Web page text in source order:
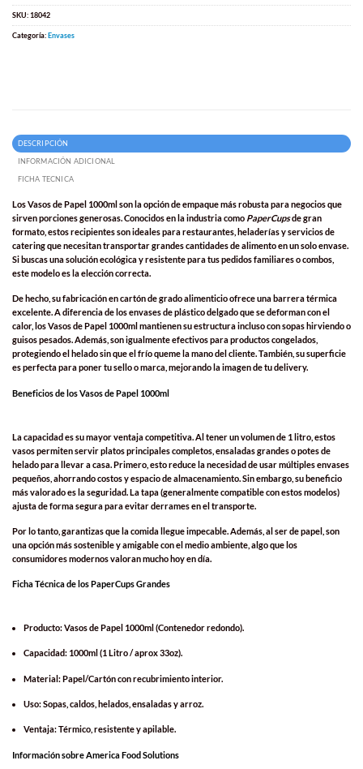
SKU: 18042
Categoría:Envases
DESCRIPCIÓN
INFORMACIÓN ADICIONAL
FICHA TECNICA
LosVasos de Papel 1000mlson la opción de empaque más robusta para negocios que
sirven porciones generosas. Conocidos en la industria como PaperCupsde gran
formato, estos recipientes son ideales para restaurantes, heladerías y servicios de
catering que necesitan transportar grandes cantidades de alimento en un solo envase.
Si buscas una solución ecológica y resistente para tus pedidos familiares o combos,
este modelo es la elección correcta.
De hecho, su fabricación en cartón de grado alimenticio ofrece una barrera térmica
excelente. A diferencia de los envases de plástico delgado que se deforman con el
calor, los Vasos de Papel 1000ml mantienen su estructura incluso con sopas hirviendo o
guisos pesados. Además, son igualmente efectivos para productos congelados,
protegiendo el helado sin que el frío queme la mano del cliente. También, su superficie
es perfecta para poner tu sello o marca, mejorando la imagen de tu delivery.
Beneficios de los Vasos de Papel 1000ml
La capacidad es su mayor ventaja competitiva. Al tener un volumen de 1 litro, estos
vasos permiten servir platos principales completos, ensaladas grandes o potes de
helado para llevar a casa. Primero, esto reduce la necesidad de usar múltiples envases
pequeños, ahorrando costos y espacio de almacenamiento. Sin embargo, su beneficio
más valorado es la seguridad. La tapa (generalmente compatible con estos modelos)
ajusta de forma segura para evitar derrames en el transporte.
Por lo tanto, garantizas que la comida llegue impecable. Además, al ser de papel, son
una opción más sostenible y amigable con el medio ambiente, algo que los
consumidores modernos valoran mucho hoy en día.
Ficha Técnica de los PaperCups Grandes
Producto:Vasos de Papel 1000ml (Contenedor redondo).
Capacidad: 1000ml (1 Litro / aprox 33oz).
Material: Papel/Cartón con recubrimiento interior.
Uso: Sopas, caldos, helados, ensaladas y arroz.
Ventaja: Térmico, resistente y apilable.
Información sobre America Food Solutions